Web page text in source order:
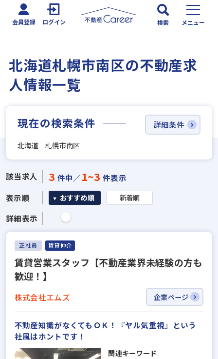
会員登録 ログイン 検索 メニュー
北海道札幌市南区の不動産求
人情報一覧
現在の検索条件
北海道 札幌市南区
詳細条件
該当求人 3 件中／1~3 件表示
表示順
おすすめ順 新着順
詳細表示
正社員 賃貸仲介
賃貸営業スタッフ【不動産業界未経験の方も
歓迎！】
株式会社エムズ 企業ページ
不動産知識がなくてもＯＫ！『ヤル気重視』という
社風はホントです！
関連キーワード